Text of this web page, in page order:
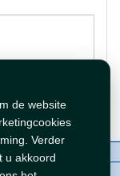
de website
Verder
u akkoordWhatsAppen